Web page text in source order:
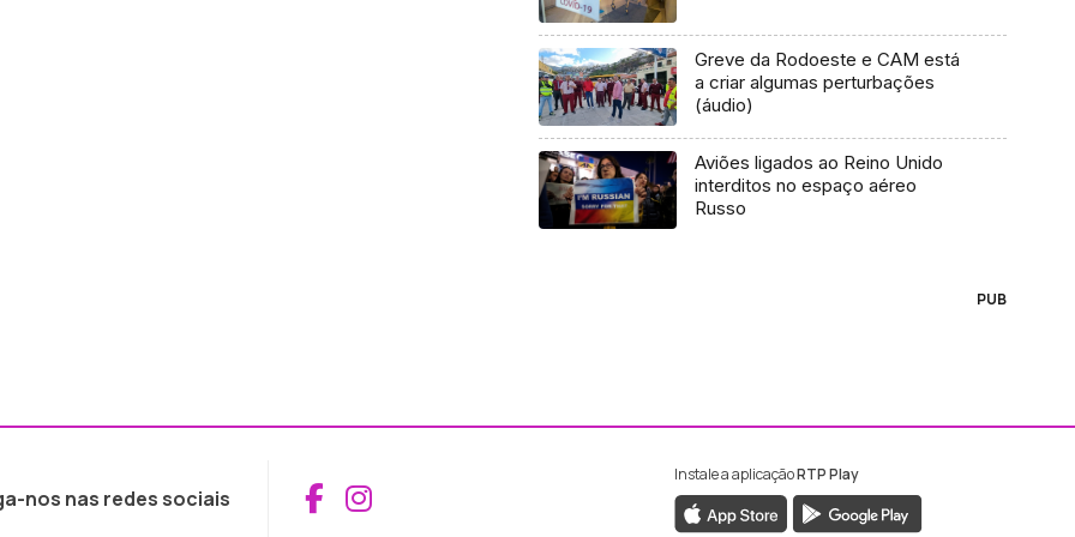
Greve da Rodoeste e CAM está
a criar algumas perturbações
(áudio)
Aviões ligados ao Reino Unido
interditos no espaço aéreo
Russo
PUB
nos nas redes sociais Aceder ao Facebook da RTP Madeira
Aceder ao Instagram da RTP Madeira
Instale a aplicaçãoRTP Play